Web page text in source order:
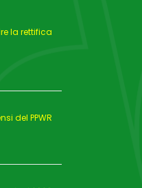
la rettifica
del PPWR